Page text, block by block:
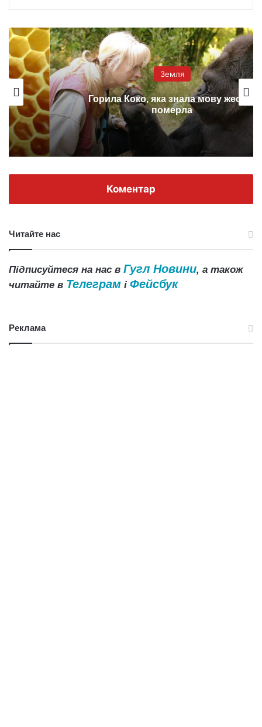
Земля
Горила Коко, яка знала мову жестів,
померла
Коментар
Читайте нас
Підписуйтеся на нас в Гугл Новини, а також
читайте в Телеграм і Фейсбук
Реклама